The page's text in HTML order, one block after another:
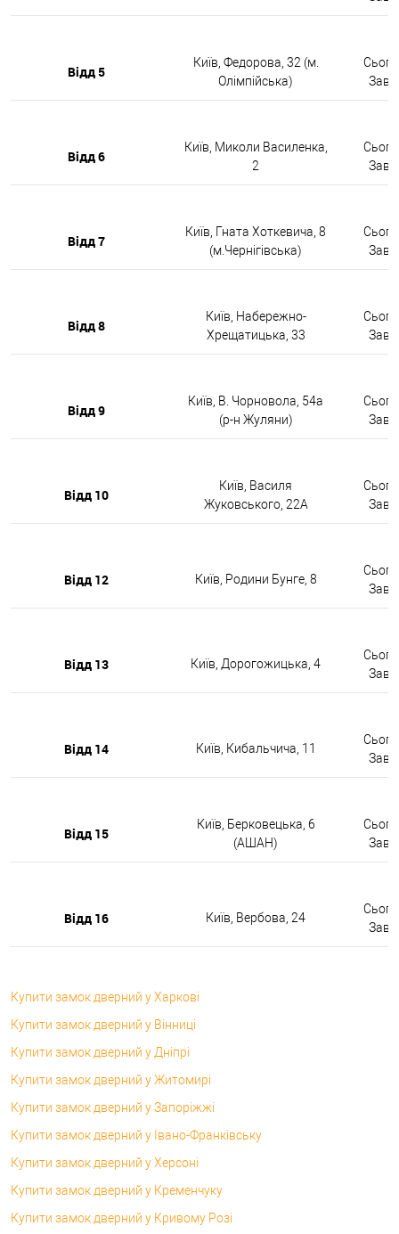
Відд 5
Київ, Федорова, 32 (м.
Олімпійська)
Відд 6
Київ, Миколи Василенка,
2
Відд 7
Київ, Гната Хоткевича, 8
(м.Чернігівська)
Відд 8
Київ, Набережно-
Хрещатицька, 33
Відд 9
Київ, В. Чорновола, 54а
(р-н Жуляни)
Відд 10
Київ, Василя
Жуковського, 22А
Відд 12 Київ, Родини Бунге, 8
Відд 13 Київ, Дорогожицька, 4
Відд 14 Київ, Кибальчича, 11
Відд 15
Київ, Берковецька, 6
(АШАН)
Відд 16 Київ, Вербова, 24
Купити замок дверний у Харкові
Купити замок дверний у Вінниці
Купити замок дверний у Дніпрі
Купити замок дверний у Житомирі
Купити замок дверний у Запоріжжі
Купити замок дверний у Івано-Франківську
Купити замок дверний у Херсоні
Купити замок дверний у Кременчуку
Купити замок дверний у Кривому Розі